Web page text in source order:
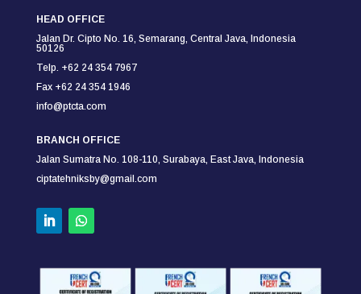
HEAD OFFICE
Jalan Dr. Cipto No. 16, Semarang, Central Java, Indonesia
50126
Telp. +62 24 354 7967
Fax +62 24 354 1946
info@ptcta.com
BRANCH OFFICE
Jalan Sumatra No. 108-110, Surabaya, East Java, Indonesia
ciptatehniksby@gmail.com